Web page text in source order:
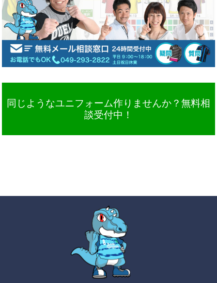
同じようなユニフォーム作りませんか？無料相
談受付中！